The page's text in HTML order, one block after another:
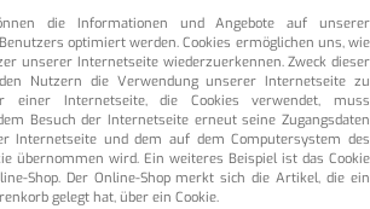
die Informationen und Angebote auf unserer
optimiert werden. Cookies ermöglichen uns, wie
unserer Internetseite wiederzuerkennen. Zweck dieser
Nutzern die Verwendung unserer Internetseite zu
einer Internetseite, die Cookies verwendet, muss
Besuch der Internetseite erneut seine Zugangsdaten
Internetseite und dem auf dem Computersystem des
übernommen wird. Ein weiteres Beispiel ist das Cookie
Shop. Der Online-Shop merkt sich die Artikel, die ein
gelegt hat, über ein Cookie.